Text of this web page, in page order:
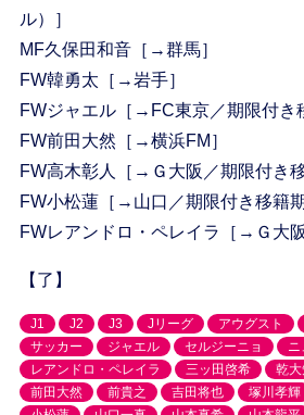
ル）］
MF久保田和音［→群馬］
FW韓勇太［→岩手］
FWジャエル［→FC東京／期限付き
FW前田大然［→横浜FM］
FW高木彰人［→Ｇ大阪／期限付き
FW小松蓮［→山口／期限付き移籍期
FWレアンドロ・ペレイラ［→Ｇ大阪
【了】
J1 J2 J3 Jリーグ アウグスト
サッカー
ジャエル セルジーニョ ニ
レアンドロ・ペレイラ
三ッ田啓希 乾大
前田大然
前貴之 吉田将也 塚川孝輝